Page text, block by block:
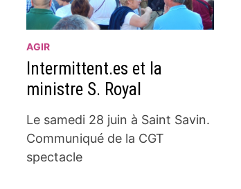
AGIR
Intermittent.es et la
ministre S. Royal
Le samedi 28 juin à Saint Savin.
Communiqué de la CGT
spectacle